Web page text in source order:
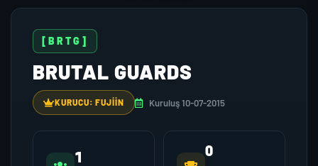
[BRTG]
BRUTAL GUARDS
KURUCU: FUJIIN Kuruluş 10-07-2015
1 0